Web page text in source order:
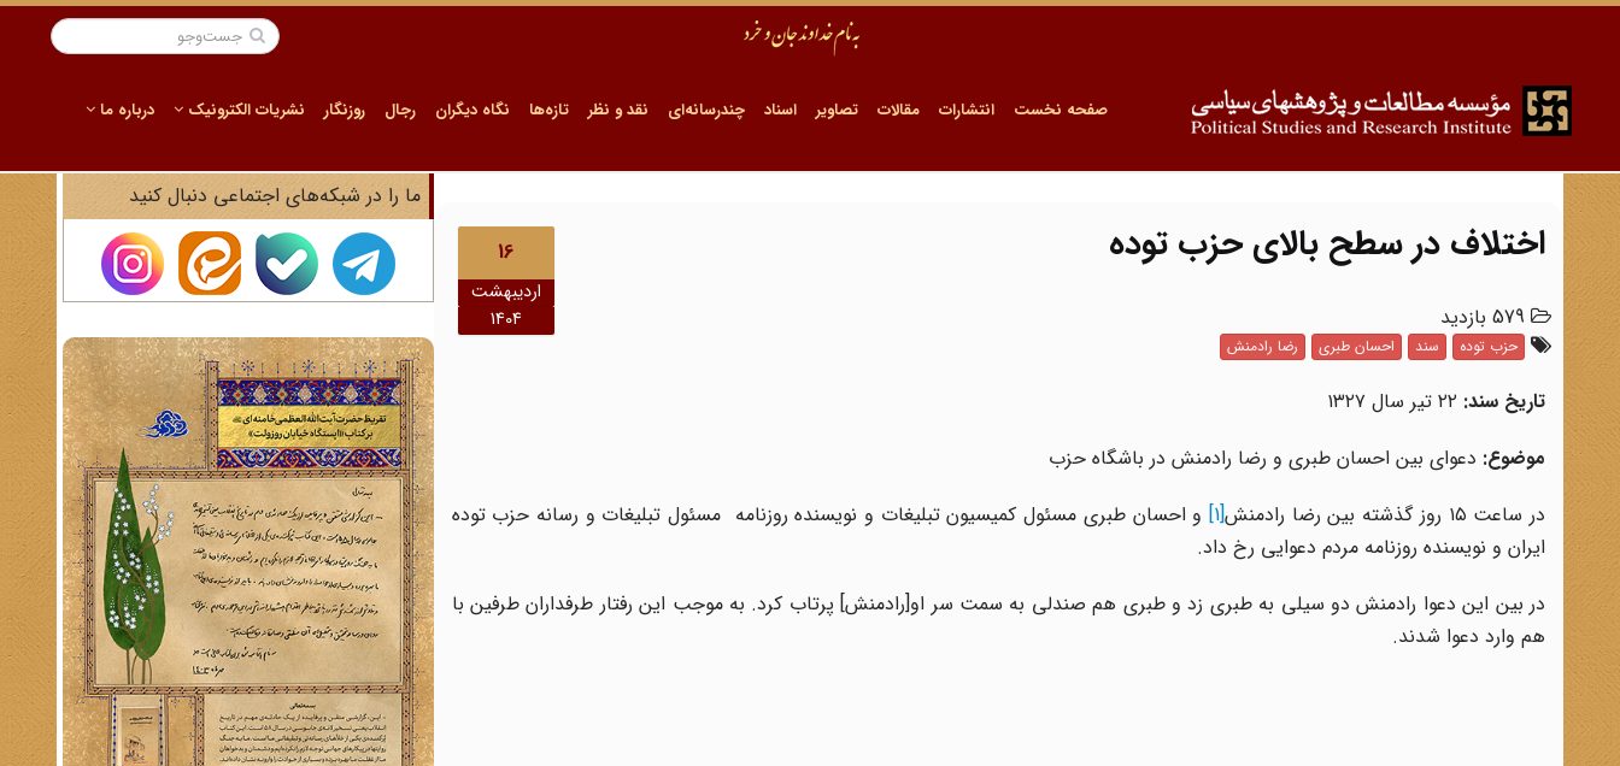
صفحه نخست انتشارات مقالات تصاویر اسناد چندرسانه‌ای نقد و نظر تازه‌ها نگاه دیگران رجال روزنگار نشریات الکترونیک درباره ما
16
اردیبهشت
1404
اختلاف در سطح بالای حزب توده
حزب توده سند احسان طبری رضا رادمنش
تاریخ سند: ۲۲ تیر سال ۱۳۲۷
موضوع: دعوای بین احسان طبری و رضا رادمنش در باشگاه حزب
در ساعت ۱۵ روز گذشته بین رضا رادمنش
[1]
و احسان طبری مسئول کمیسیون تبلیغات و نویسنده روزنامه مسئول تبلیغات و رسانه حزب توده
ایران و نویسنده روزنامه مردم دعوایی رخ داد.
در بین این دعوا رادمنش دو سیلی به طبری زد و طبری هم صندلی به سمت سر او[رادمنش] پرتاب کرد. به موجب این رفتار طرفداران طرفین با
هم وارد دعوا شدند.
ما را در شبکه‌های اجتماعی دنبال کنید